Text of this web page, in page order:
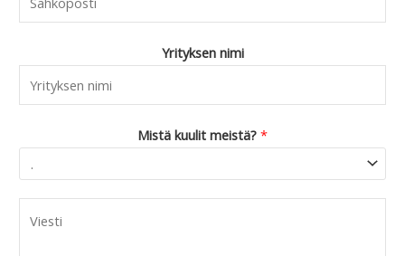
Yrityksen nimi
Mistä kuulit meistä? *